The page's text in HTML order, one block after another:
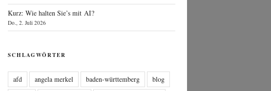
Kurz: Wie halten Sie’s mit AI?
Do., 2. Juli 2026
SCHLAGWÖRTER
afd angela merkel baden-württemberg
blog